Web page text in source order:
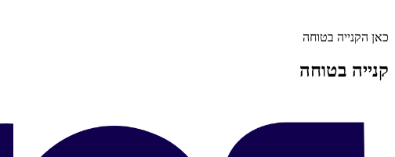
כאן הקנייה בטוחה
קנייה בטוחה